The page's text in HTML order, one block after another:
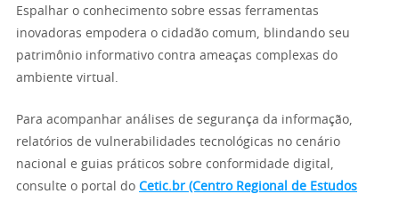
Espalhar o conhecimento sobre essas ferramentas
inovadoras empodera o cidadão comum, blindando seu
patrimônio informativo contra ameaças complexas do
ambiente virtual.
Para acompanhar análises de segurança da informação,
relatórios de vulnerabilidades tecnológicas no cenário
nacional e guias práticos sobre conformidade digital,
consulte o portal do Cetic.br (Centro Regional de Estudos